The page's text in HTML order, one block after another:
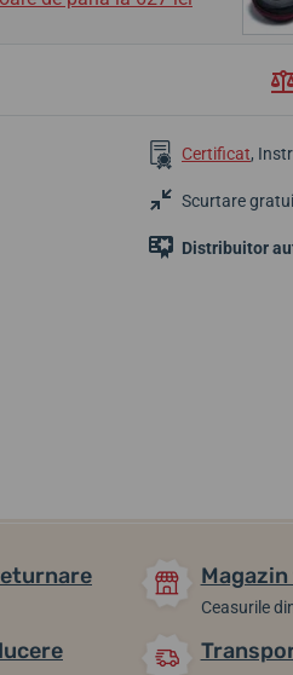
Certificat,
Scurtare
Distribuitor
Ceasurile